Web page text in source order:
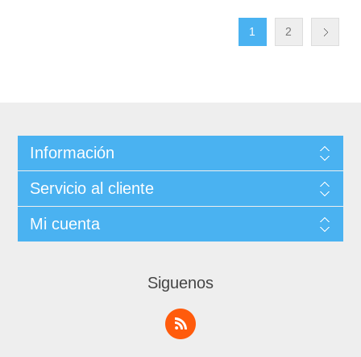
1 2
Información
Servicio al cliente
Mi cuenta
Siguenos